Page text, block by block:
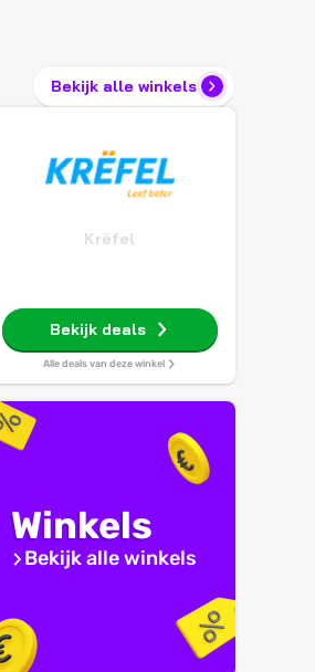
Bekijk alle winkels
Krëfel
Bekijk deals
Alle deals van deze winkel
Winkels
Bekijk alle winkels